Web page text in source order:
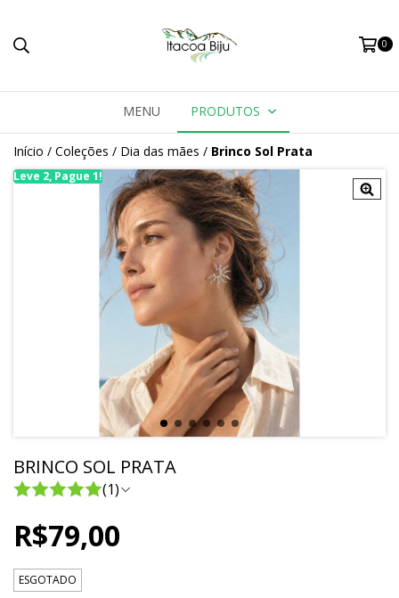
0
MENU PRODUTOS
Início / Coleções / Dia das mães / Brinco Sol Prata
Leve 2, Pague 1!
BRINCO SOL PRATA
(1)
R$79,00
ESGOTADO